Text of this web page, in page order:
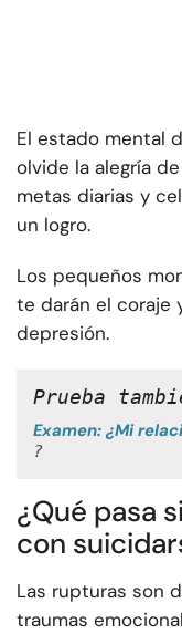
El estado mental
olvide la alegría
metas diarias y
un logro.
Los pequeños
te darán el coraje
depresión.
Prueba
Examen: ¿Mi
?
¿Qué pasa
con
Las rupturas son
traumas